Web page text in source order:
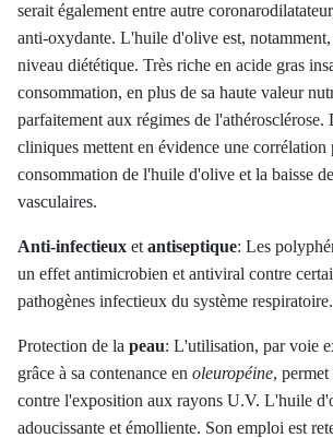
serait également entre autre
anti-oxydante. L'huile d'olive est, notamment,
niveau diététique. Très riche en acide gras
consommation, en plus de sa haute valeur
parfaitement aux régimes de l'athérosclérose.
cliniques mettent en évidence une corrélation
consommation de l'huile d'olive et la baisse
vasculaires.
Anti-infectieux et antiseptique: Les
un effet antimicrobien et antiviral contre
pathogènes infectieux du système respiratoire.
Protection de la peau: L'utilisation, par voie
grâce à sa contenance en oleuropéine, permet
contre l'exposition aux rayons U.V. L'huile
adoucissante et émolliente. Son emploi est